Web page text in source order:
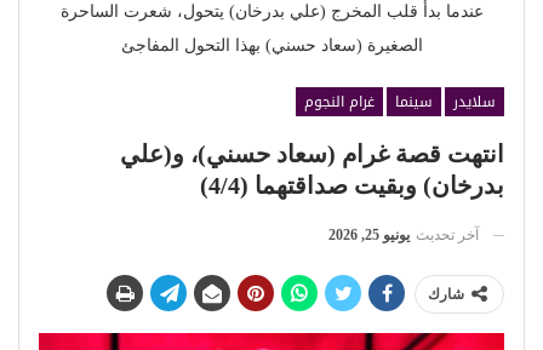
عندما بدأ قلب المخرج (علي بدرخان) يتحول، شعرت الساحرة
الصغيرة (سعاد حسني) بهذا التحول المفاجئ
سلايدر سينما
غرام النجوم
انتهت قصة غرام (سعاد حسني)، و(علي
بدرخان) وبقيت صداقتهما (4/4)
آخر تحديث يونيو 25, 2026
شارك